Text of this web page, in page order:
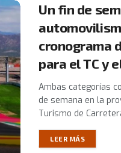
Un fin de
cronograma
para el TC y
Ambas categorías
de semana en la
Turismo de
LEER MÁS